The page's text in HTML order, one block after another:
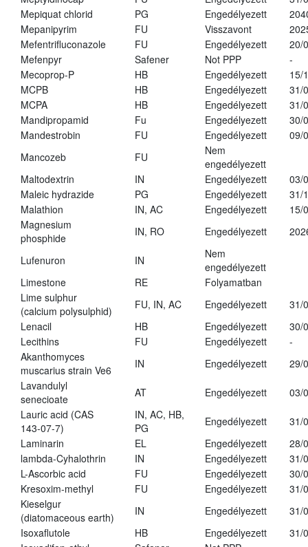
Mepiquat chlorid
PG Engedélyezett
Mepanipyrim
FU Visszavont
Mefentrifluconazole
FU Engedélyezett
20/
Mefenpyr
Safener Not PPP
-
Mecoprop-P
HB Engedélyezett
15/
MCPB
HB Engedélyezett
31/
MCPA
HB Engedélyezett
31/
Mandipropamid
Fu Engedélyezett
30/
Mandestrobin
FU Engedélyezett
09/
Mancozeb
FU
Nem
engedélyezett
Maltodextrin
IN Engedélyezett
03/
Maleic hydrazide
PG Engedélyezett
31/
Malathion
IN, AC Engedélyezett
15/
Magnesium
phosphide
IN, RO Engedélyezett
Lufenuron IN
Nem
engedélyezett
Limestone
RE
Folyamatban
Lime sulphur
(calcium polysulphid)
FU, IN, AC Engedélyezett
31/
Lenacil
HB Engedélyezett
30/
Lecithins
FU Engedélyezett
-
Akanthomyces
muscarius strain Ve6
IN Engedélyezett
29/
Lavandulyl
senecioate
AT Engedélyezett
03/
Lauric acid (CAS
143-07-7)
IN, AC, HB,
PG
Engedélyezett
31/
Laminarin
EL Engedélyezett
28/
lambda-Cyhalothrin
IN Engedélyezett
31/
L-Ascorbic acid
FU Engedélyezett
30/
Kresoxim-methyl
FU Engedélyezett
31/
Kieselgur
(diatomaceous earth)
IN Engedélyezett
31/
Isoxaflutole
HB Engedélyezett
31/